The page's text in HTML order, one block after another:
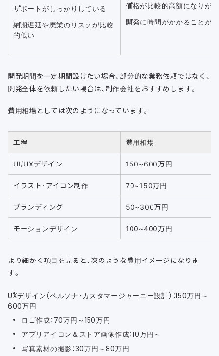
サポートがしっかりしている
納期遅延や廃業のリスクが比較
的低い
価格が比較的高額になりがち
開発に時間がかかることが
開発期間を一定期間設けたい場合、部分的な業務依頼ではなく、
開発全体を依頼したい場合は、制作会社をおすすめします。
費用相場としては次のようになっています。
工程 費用相場
UI/UXデザイン 150~600万円
イラスト・アイコン制作 70~150万円
ブランディング 50~300万円
モーションデザイン 100~400万円
より細かく項目を見ると、次のような費用イメージになりま
す。
UXデザイン（ペルソナ・カスタマージャーニー設計）：150万円～
600万円
ロゴ作成：70万円～150万円
アプリアイコン＆ストア画像作成：10万円～
写真素材の撮影：30万円～80万円